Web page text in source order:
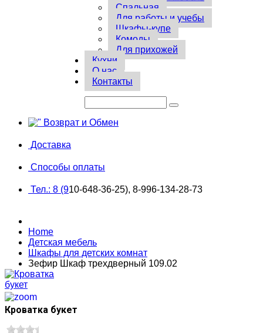
Спальная
Для работы и учебы
Шкафы-купе
Комоды
Для прихожей
Кухни
О нас
Контакты
Возврат и Обмен
Доставка
Способы оплаты
Тел.: 8 (910-648-36-25), 8-996-134-28-73
Home
Детская мебель
Шкафы для детских комнат
Зефир Шкаф трехдверный 109.02
Кроватка букет